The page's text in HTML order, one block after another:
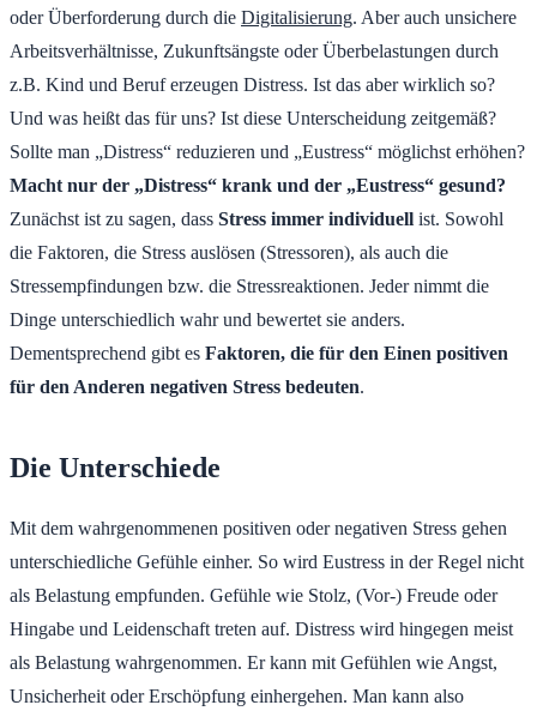
oder Überforderung durch die Digitalisierung. Aber auch unsichere
Arbeitsverhältnisse, Zukunftsängste oder Überbelastungen durch
z.B. Kind und Beruf erzeugen Distress. Ist das aber wirklich so?
Und was heißt das für uns? Ist diese Unterscheidung zeitgemäß?
Sollte man „Distress“ reduzieren und „Eustress“ möglichst erhöhen?
Macht nur der „Distress“ krank und der „Eustress“ gesund?
Zunächst ist zu sagen, dass Stress immer individuell ist. Sowohl
die Faktoren, die Stress auslösen (Stressoren), als auch die
Stressempfindungen bzw. die Stressreaktionen. Jeder nimmt die
Dinge unterschiedlich wahr und bewertet sie anders.
Dementsprechend gibt es Faktoren, die für den Einen positiven
für den Anderen negativen Stress bedeuten.
Die Unterschiede
Mit dem wahrgenommenen positiven oder negativen Stress gehen
unterschiedliche Gefühle einher. So wird Eustress in der Regel nicht
als Belastung empfunden. Gefühle wie Stolz, (Vor-) Freude oder
Hingabe und Leidenschaft treten auf. Distress wird hingegen meist
als Belastung wahrgenommen. Er kann mit Gefühlen wie Angst,
Unsicherheit oder Erschöpfung einhergehen. Man kann also